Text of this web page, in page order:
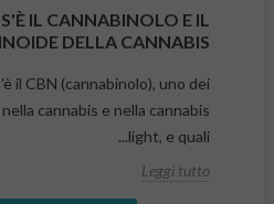
IL CANNABINOLO E IL
DELLA CANNABIS
il CBN (cannabinolo), uno dei
cannabis e nella cannabis
light, e quali...
Leggi tutto